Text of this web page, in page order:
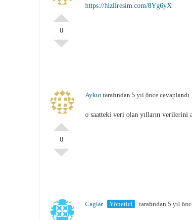
0
https://hizliresim.com/8Yg6yX
0
Aykut tarafından 5 yıl önce cevaplandı
o saatteki veri olan yılların verilerini
Caglar Yönetici tarafından 5 yıl